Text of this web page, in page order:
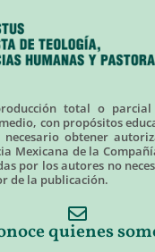
total o
con propósitos
obtener
Mexicana de la
por los autores no
de la publicación.
quienes